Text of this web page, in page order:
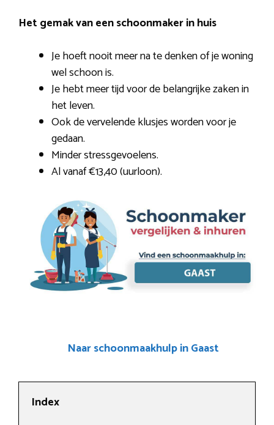
Het gemak van een schoonmaker in huis
Je hoeft nooit meer na te denken of je woning
wel schoon is.
Je hebt meer tijd voor de belangrijke zaken in
het leven.
Ook de vervelende klusjes worden voor je
gedaan.
Minder stressgevoelens.
Al vanaf €13,40 (uurloon).
Naar schoonmaakhulp in Gaast
Index